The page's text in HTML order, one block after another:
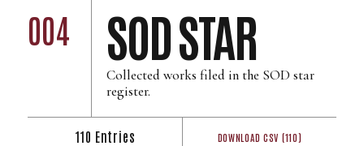
004 SOD STAR
Collected works filed in the SOD star
register.
110 Entries DOWNLOAD CSV (110)